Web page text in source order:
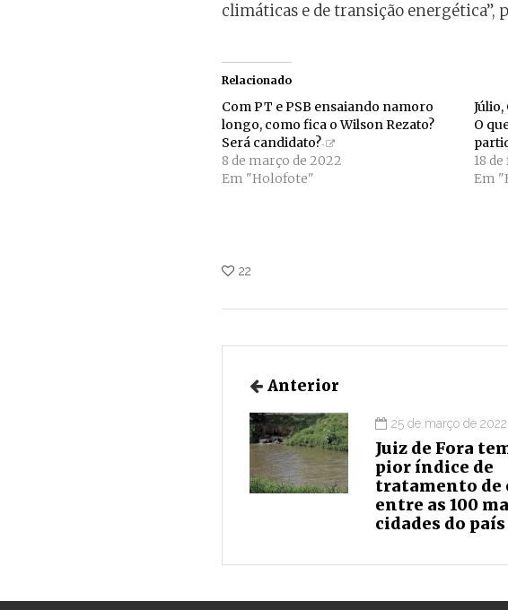
climáticas e de transição energética”,
Relacionado
Com PT e PSB ensaiando namoro
longo, como fica o Wilson Rezato?
Será candidato?
8 de março de 2022
Em "Holofote"
Júlio,
O
18
Em
22
Anterior
25 de março de 2022
Juiz de Fora
pior índice de
tratamento de
entre as 100
cidades do país